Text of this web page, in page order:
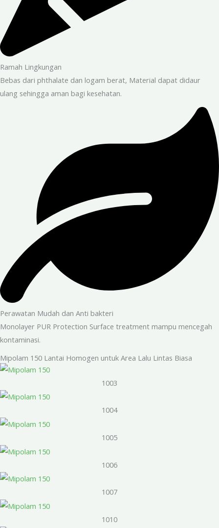
Ramah Lingkungan
Bebas dari phthalate dan logam berat, Material dapat didaur
ulang sehingga aman bagi kesehatan.
Perawatan Mudah dan Anti bakteri
Monolayer PUR Protection Surface treatment mampu mencegah
kontaminasi.
Mipolam 150 Lantai Homogen untuk Area Lalu Lintas Biasa
1003
1004
1005
1006
1007
1010